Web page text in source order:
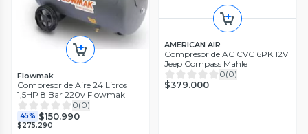
Flowmak
Compresor de Aire 24 Litros
1,5HP 8 Bar 220v Flowmak
0(0)
45% $150.990
$275.290
AMERICAN AIR
Compresor de AC CVC 6PK 12V
Jeep Compass Mahle
0(0)
$379.000